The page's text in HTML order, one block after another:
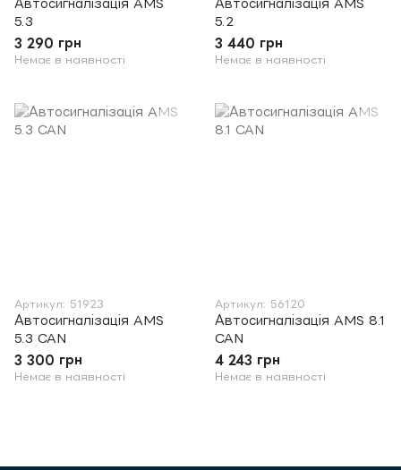
Автосигналізація AMS
5.3
3 290 грн
Немає в наявності
Автосигналізація AMS
5.2
3 440 грн
Немає в наявності
Артикул: 51923
Автосигналізація AMS
5.3 CAN
3 300 грн
Немає в наявності
Артикул: 56120
Автосигналізація AMS 8.1
CAN
4 243 грн
Немає в наявності